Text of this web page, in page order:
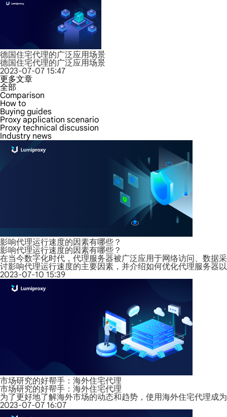
德国住宅代理的广泛应用场景
德国住宅代理的广泛应用场景
2023-07-07 15:47
更多文章
全部
Comparison
How to
Buying guides
Proxy application scenario
Proxy technical discussion
Industry news
影响代理运行速度的因素有哪些？
影响代理运行速度的因素有哪些？
在当今数字化时代，代理服务器被广泛应用于网络访问、数据
讨影响代理运行速度的主要因素，并介绍如何优化代理服务器
2023-07-10 15:39
市场研究的好帮手：海外住宅代理
市场研究的好帮手：海外住宅代理
为了更好地了解海外市场的动态和趋势，使用海外住宅代理成
2023-07-07 16:07